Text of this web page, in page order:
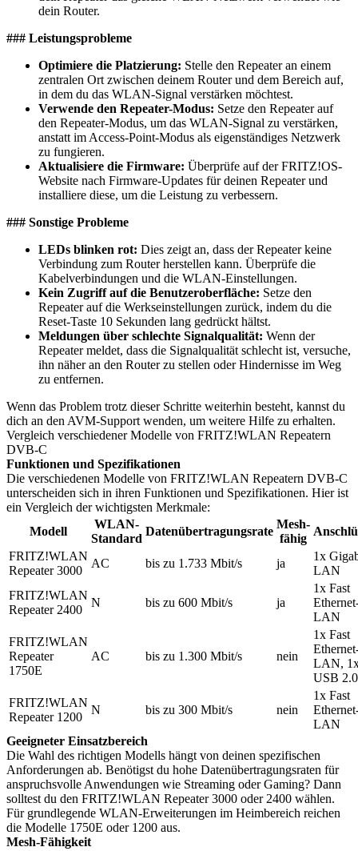
dein Router.
### Leistungsprobleme
Optimiere die Platzierung: Stelle den Repeater an einem
zentralen Ort zwischen deinem Router und dem Bereich auf,
in dem du das WLAN-Signal verstärken möchtest.
Verwende den Repeater-Modus: Setze den Repeater auf
den Repeater-Modus, um das WLAN-Signal zu verstärken,
anstatt im Access-Point-Modus als eigenständiges Netzwerk
zu fungieren.
Aktualisiere die Firmware: Überprüfe auf der FRITZ!OS-
Website nach Firmware-Updates für deinen Repeater und
installiere diese, um die Leistung zu verbessern.
### Sonstige Probleme
LEDs blinken rot: Dies zeigt an, dass der Repeater keine
Verbindung zum Router herstellen kann. Überprüfe die
Kabelverbindungen und die WLAN-Einstellungen.
Kein Zugriff auf die Benutzeroberfläche: Setze den
Repeater auf die Werkseinstellungen zurück, indem du die
Reset-Taste 10 Sekunden lang gedrückt hältst.
Meldungen über schlechte Signalqualität: Wenn der
Repeater meldet, dass die Signalqualität schlecht ist, versuche,
ihn näher an den Router zu stellen oder Hindernisse im Weg
zu entfernen.
Wenn das Problem trotz dieser Schritte weiterhin besteht, kannst du
dich an den AVM-Support wenden, um weitere Hilfe zu erhalten.
Vergleich verschiedener Modelle von FRITZ!WLAN Repeatern
DVB-C
Funktionen und Spezifikationen
Die verschiedenen Modelle von FRITZ!WLAN Repeatern DVB-C
unterscheiden sich in ihren Funktionen und Spezifikationen. Hier ist
ein Vergleich der wichtigsten Merkmale:
Modell
WLAN-
Standard
Datenübertragungsrate
Mesh-
fähig
FRITZ!WLAN
Repeater 3000
AC bis zu 1.733 Mbit/s ja
1x
LAN
FRITZ!WLAN
Repeater 2400
N bis zu 600 Mbit/s ja
1x Fast
LAN
FRITZ!WLAN
Repeater
1750E
AC bis zu 1.300 Mbit/s nein
1x Fast
LAN,
USB 2.0
FRITZ!WLAN
Repeater 1200
N bis zu 300 Mbit/s nein
1x Fast
LAN
Geeigneter Einsatzbereich
Die Wahl des richtigen Modells hängt von deinen spezifischen
Anforderungen ab. Benötigst du hohe Datenübertragungsraten für
anspruchsvolle Anwendungen wie Streaming oder Gaming? Dann
solltest du den FRITZ!WLAN Repeater 3000 oder 2400 wählen.
Für grundlegende WLAN-Erweiterungen im Heimbereich reichen
die Modelle 1750E oder 1200 aus.
Mesh-Fähigkeit